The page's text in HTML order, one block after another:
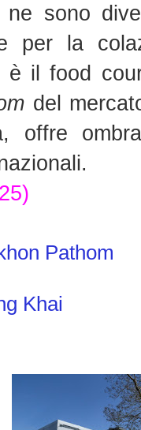
sono
per la
è il food
del
offre
Pathom
Khai